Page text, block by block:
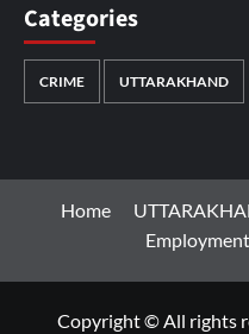
Categories
CRIME UTTARAKHAND
Home
Employment
Copyright © All rights